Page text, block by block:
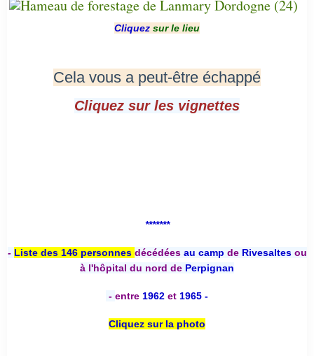
Cliquez sur le lieu
Cela vous a peut-être échappé
Cliquez sur les vignettes
*******
- Liste des 146 personnes décédées au camp deRivesaltesou
à l'hôpital du nord de Perpignan
- entre 1962 et 1965 -
Cliquez sur la photo